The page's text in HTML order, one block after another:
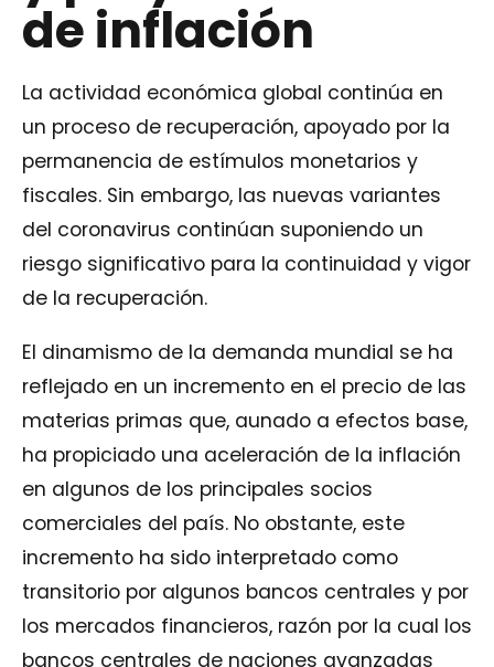
de inflación
La actividad económica global continúa en
un proceso de recuperación, apoyado por la
permanencia de estímulos monetarios y
fiscales. Sin embargo, las nuevas variantes
del coronavirus continúan suponiendo un
riesgo significativo para la continuidad y vigor
de la recuperación.
El dinamismo de la demanda mundial se ha
reflejado en un incremento en el precio de las
materias primas que, aunado a efectos base,
ha propiciado una aceleración de la inflación
en algunos de los principales socios
comerciales del país. No obstante, este
incremento ha sido interpretado como
transitorio por algunos bancos centrales y por
los mercados financieros, razón por la cual los
bancos centrales de naciones avanzadas